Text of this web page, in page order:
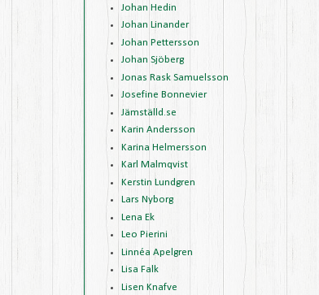
Johan Hedin
Johan Linander
Johan Pettersson
Johan Sjöberg
Jonas Rask Samuelsson
Josefine Bonnevier
Jämställd.se
Karin Andersson
Karina Helmersson
Karl Malmqvist
Kerstin Lundgren
Lars Nyborg
Lena Ek
Leo Pierini
Linnéa Apelgren
Lisa Falk
Lisen Knafve